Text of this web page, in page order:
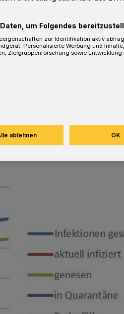
(26. Juni 2020)
Die Anzahl der
um Folgendes
zur Identifikation aktiv
Personalisierte Werbung und
Zielgruppenforschung sowie Entwicklung
ablehnen OK